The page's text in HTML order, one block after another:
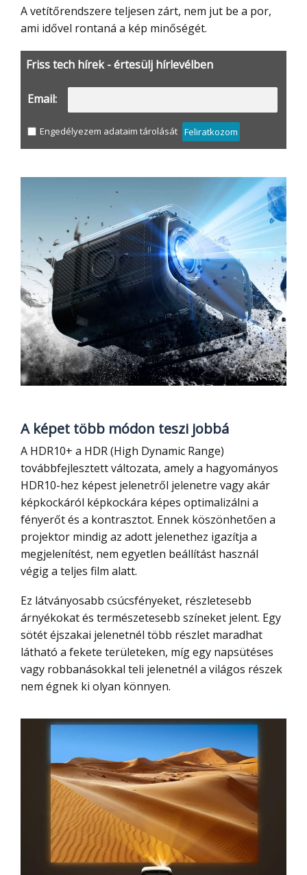
A vetítőrendszere teljesen zárt, nem jut be a por,
ami idővel rontaná a kép minőségét.
Friss tech hírek - értesülj hírlevélben
Email:
Engedélyezem adataim tárolását Feliratkozom
A képet több módon teszi jobbá
A HDR10+ a HDR (High Dynamic Range)
továbbfejlesztett változata, amely a hagyományos
HDR10-hez képest jelenetről jelenetre vagy akár
képkockáról képkockára képes optimalizálni a
fényerőt és a kontrasztot. Ennek köszönhetően a
projektor mindig az adott jelenethez igazítja a
megjelenítést, nem egyetlen beállítást használ
végig a teljes film alatt.
Ez látványosabb csúcsfényeket, részletesebb
árnyékokat és természetesebb színeket jelent. Egy
sötét éjszakai jelenetnél több részlet maradhat
látható a fekete területeken, míg egy napsütéses
vagy robbanásokkal teli jelenetnél a világos részek
nem égnek ki olyan könnyen.